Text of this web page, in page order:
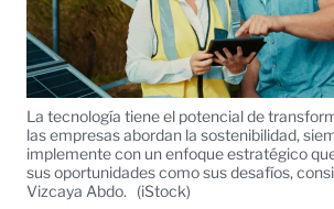
La tecnología tiene el potencial de
las empresas abordan la sostenibilidad,
implemente con un enfoque estratégico
sus oportunidades como sus desafíos,
Vizcaya Abdo.
(iStock)